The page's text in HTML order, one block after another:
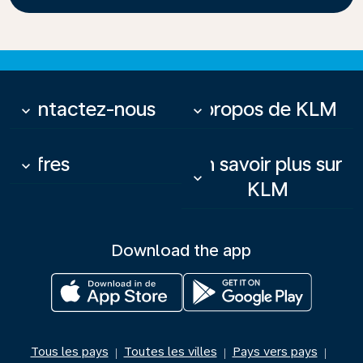
Contactez-nous
keyboard_arrow_down À propos de KLM
keyboard_arrow_down
Offres
keyboard_arrow_down
En savoir plus sur
KLM
keyboard_arrow_down
Download the app
Tous les pays | Toutes les villes | Pays vers pays |